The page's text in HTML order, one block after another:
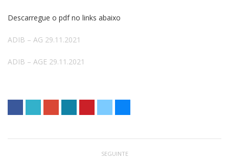
Descarregue o pdf no links abaixo
ADIB – AG 29.11.2021
ADIB – AGE 29.11.2021
SEGUINTE